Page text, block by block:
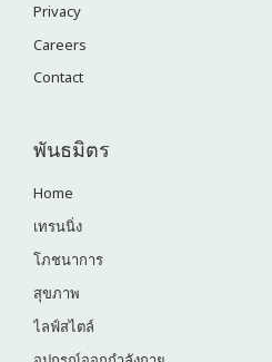
Privacy
Careers
Contact
พันธมิตร
Home
เทรนนิ่ง
โภชนาการ
สุขภาพ
ไลฟ์สไตล์